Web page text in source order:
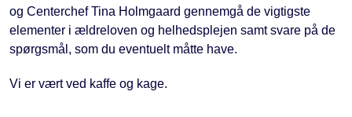
og Centerchef Tina Holmgaard gennemgå de vigtigste
elementer i ældreloven og helhedsplejen samt svare på de
spørgsmål, som du eventuelt måtte have.
Vi er vært ved kaffe og kage.